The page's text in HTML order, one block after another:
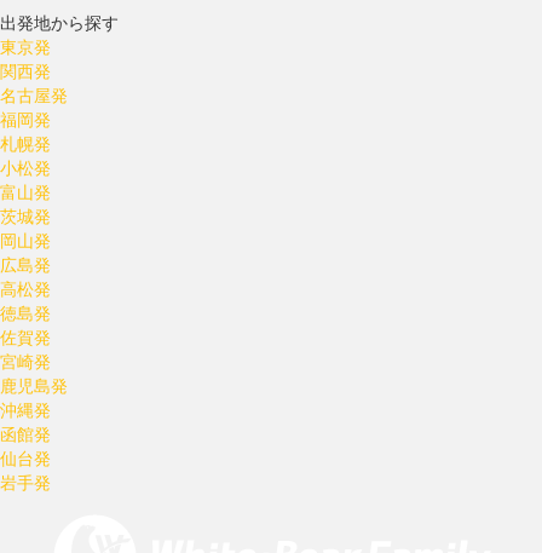
出発地から探す
東京発
関西発
名古屋発
福岡発
札幌発
小松発
富山発
茨城発
岡山発
広島発
高松発
徳島発
佐賀発
宮崎発
鹿児島発
沖縄発
函館発
仙台発
岩手発